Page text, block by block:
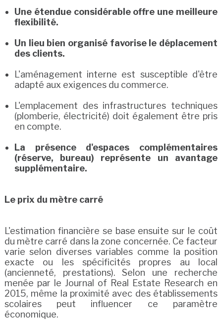
Une étendue considérable offre une meilleure
flexibilité.
Un lieu bien organisé favorise le déplacement
des clients.
L'aménagement interne est susceptible d'être
adapté aux exigences du commerce.
L'emplacement des infrastructures techniques
(plomberie, électricité) doit également être pris
en compte.
La présence d'espaces complémentaires
(réserve, bureau) représente un avantage
supplémentaire.
Le prix du mètre carré
L'estimation financière se base ensuite sur le coût
du mètre carré dans la zone concernée. Ce facteur
varie selon diverses variables comme la position
exacte ou les spécificités propres au local
(ancienneté, prestations). Selon une recherche
menée par le Journal of Real Estate Research en
2015, même la proximité avec des établissements
scolaires peut influencer ce paramètre
économique.